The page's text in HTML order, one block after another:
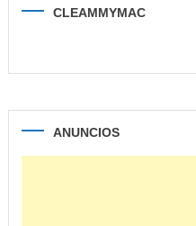
CLEAMMYMAC
ANUNCIOS